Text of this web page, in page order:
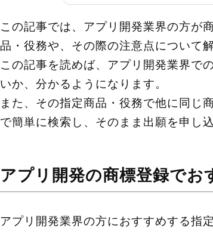
この記事では、アプリ開発業界の方が
品・役務や、その際の注意点について
この記事を読めば、アプリ開発業界で
いか、分かるようになります。
また、その指定商品・役務で他に同
で簡単に検索し、そのまま出願を申し
アプリ開発の商標登録でお
アプリ開発業界の方におすすめする指